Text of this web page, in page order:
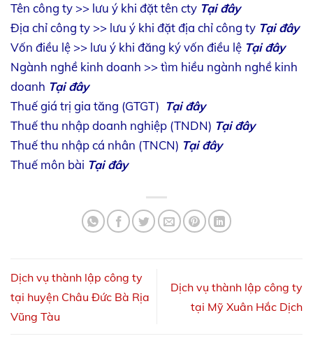
Tên công ty >> lưu ý khi đặt tên cty Tại đây
Địa chỉ công ty >> lưu ý khi đặt địa chỉ công ty Tại đây
Vốn điều lệ >> lưu ý khi đăng ký vốn điều lệ Tại đây
Ngành nghề kinh doanh >> tìm hiều ngành nghề kinh
doanh Tại đây
Thuế giá trị gia tăng (GTGT) Tại đây
Thuế thu nhập doanh nghiệp (TNDN) Tại đây
Thuế thu nhập cá nhân (TNCN) Tại đây
Thuế môn bài Tại đây
Dịch vụ thành lập công ty
tại huyện Châu Đức Bà Rịa
Vũng Tàu
Dịch vụ thành lập công ty
tại Mỹ Xuân Hắc Dịch